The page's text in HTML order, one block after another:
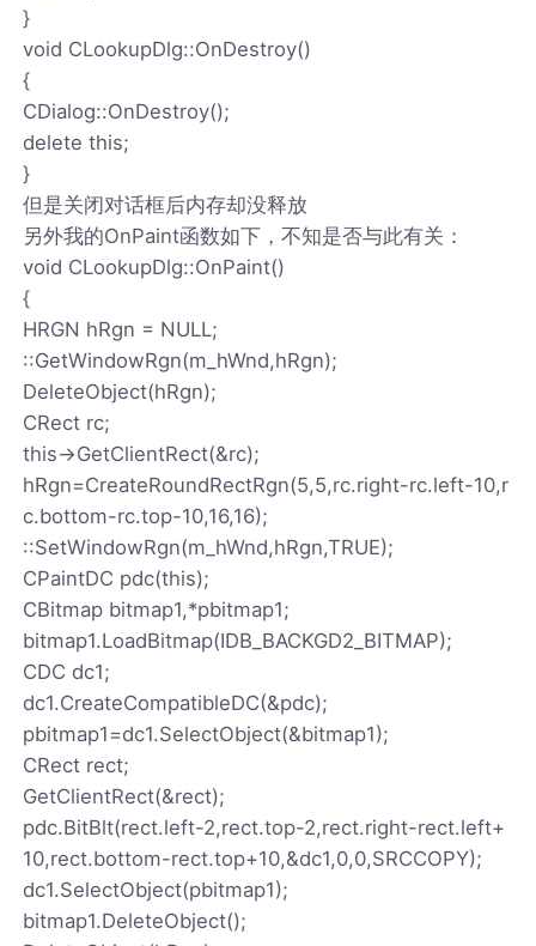
}
void CLookupDlg::OnDestroy()
{
CDialog::OnDestroy();
delete this;
}
但是关闭对话框后内存却没释放
另外我的OnPaint函数如下，不知是否与此有关：
void CLookupDlg::OnPaint()
{
HRGN hRgn = NULL;
::GetWindowRgn(m_hWnd,hRgn);
DeleteObject(hRgn);
CRect rc;
this->GetClientRect(&rc);
hRgn=CreateRoundRectRgn(5,5,rc.right-rc.left-10,r
c.bottom-rc.top-10,16,16);
::SetWindowRgn(m_hWnd,hRgn,TRUE);
CPaintDC pdc(this);
CBitmap bitmap1,*pbitmap1;
bitmap1.LoadBitmap(IDB_BACKGD2_BITMAP);
CDC dc1;
dc1.CreateCompatibleDC(&pdc);
pbitmap1=dc1.SelectObject(&bitmap1);
CRect rect;
GetClientRect(&rect);
pdc.BitBlt(rect.left-2,rect.top-2,rect.right-rect.left+
10,rect.bottom-rect.top+10,&dc1,0,0,SRCCOPY);
dc1.SelectObject(pbitmap1);
bitmap1.DeleteObject();